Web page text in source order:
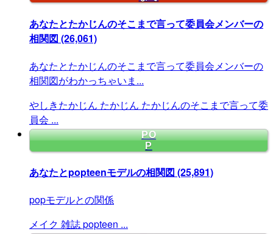
あなたとたかじんのそこまで言って委員会メンバーの
相関図 (26,061)
あなたとたかじんのそこまで言って委員会メンバーの
相関図がわかっちゃいま...
やしきたかじん たかじん たかじんのそこまで言って委
員会 ...
PO
P
あなたとpopteenモデルの相関図 (25,891)
popモデルとの関係
メイク 雑誌popteen ...